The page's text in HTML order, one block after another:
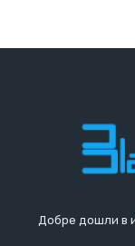
Добре дошли в